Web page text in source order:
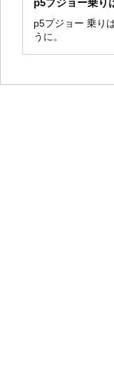
p5プジョー乗り
p5プジョー 乗り
うに。